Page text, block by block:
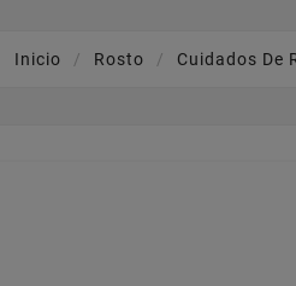
Inicio Rosto Cuidados De